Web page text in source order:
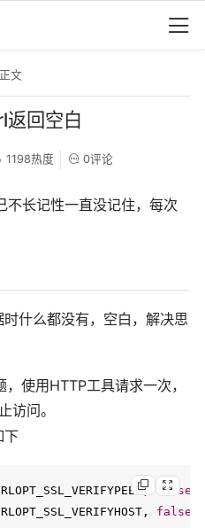
文
返回空白
1198热度 0评论
不长记性一直没记住，每次
什么都没有，空白，解决思
使用HTTP工具请求一次，
访问。
下
false
false